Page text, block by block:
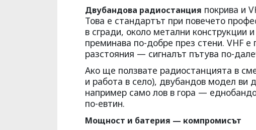
Двубандова радиостанция покрива и
Това е стандартът при повечето
в сгради, около метални конструкции
преминава по-добре през стени. VHF
разстояния — сигналът пътува по-
Ако ще ползвате радиостанцията в
и работа в село), двубандов модел ви
например само лов в гора —
по-евтин.
Мощност и батерия — компромисът